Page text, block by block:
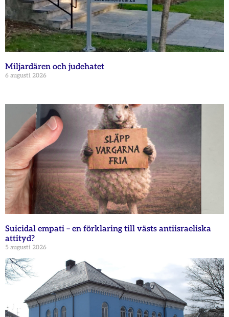
Miljardären och judehatet
6 augusti 2026
Suicidal empati – en förklaring till västs antiisraeliska
attityd?
5 augusti 2026